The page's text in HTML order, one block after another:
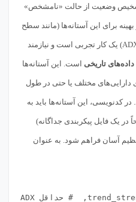
وضعیت از حالت «نامشخص»
برای این آستانه‌ها (مانند سطح
داده‌های تاریخی است. این آستانه‌ها
دارایی‌های مختلف یا حتی در طول
کدنویسی، این آستانه‌ها باید به
در یک فایل پیکربندی جداگانه)
آسان فراهم شود. به عنوان